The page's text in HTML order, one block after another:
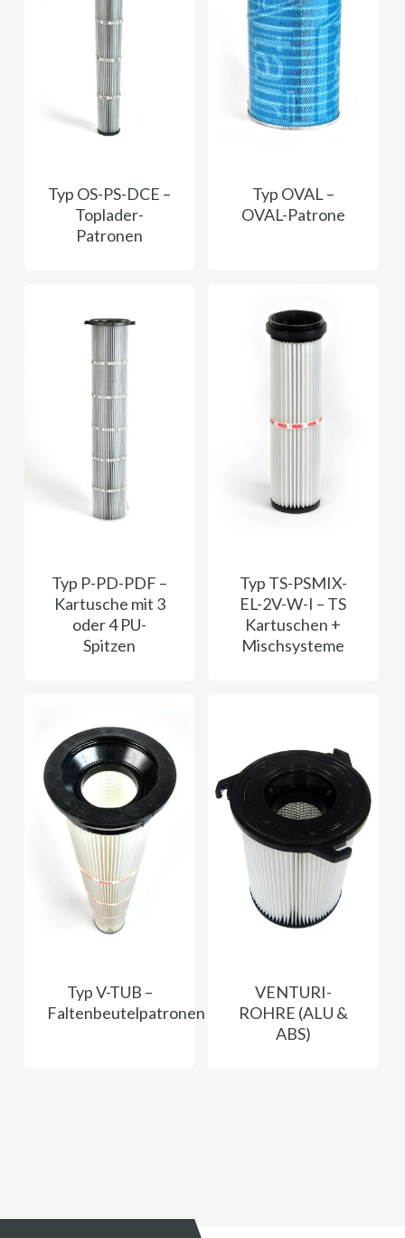
Typ OS-PS-DCE –
Toplader-
Patronen
Typ OVAL –
OVAL-Patrone
Typ P-PD-PDF –
Kartusche mit 3
oder 4 PU-
Spitzen
Typ TS-PSMIX-
EL-2V-W-I – TS
Kartuschen +
Mischsysteme
Typ V-TUB –
Faltenbeutelpatronen
VENTURI-
ROHRE (ALU &
ABS)